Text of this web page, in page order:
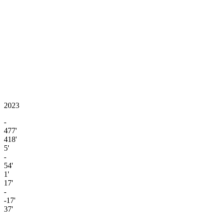
2023
-
477'
418'
5'
-
54'
1'
17'
-
-17'
37'